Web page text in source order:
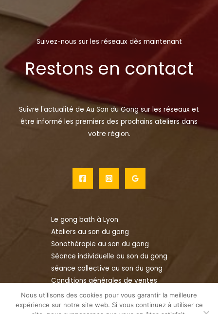
Suivez-nous sur les réseaux dès maintenant
Restons en contact
Suivre l'actualité de Au Son du Gong sur les réseaux et
être informé les premiers des prochains ateliers dans
votre région.
Le gong bath à Lyon
Ateliers au son du gong
Sonothérapie au son du gong
Séance individuelle au son du gong
séance collective au son du gong
Conditions générales de ventes
Mentions légales
Politique de confidentialité
Nous utilisons des cookies pour vous garantir la meilleure
expérience sur notre site web. Si vous continuez à utiliser ce